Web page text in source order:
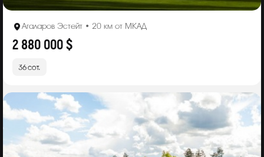
Агаларов Эстейт • 20 км от МКАД
2 880 000 $
36 сот.